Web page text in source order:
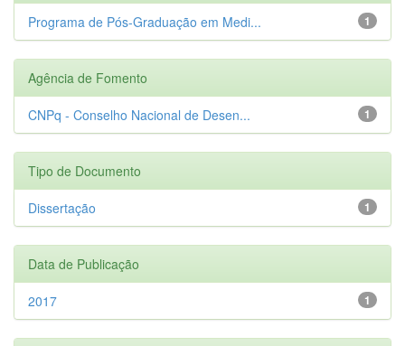
1
Programa de Pós-Graduação em Medi...
Agência de Fomento
1
CNPq - Conselho Nacional de Desen...
Tipo de Documento
1
Dissertação
Data de Publicação
1
2017